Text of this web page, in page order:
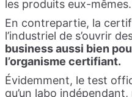
les produits eux-mêmes.
En contrepartie, la
l’industriel de s’ouvrir
business aussi bien
l’organisme certifiant.
Évidemment, le test
qu’un labo indépendant,